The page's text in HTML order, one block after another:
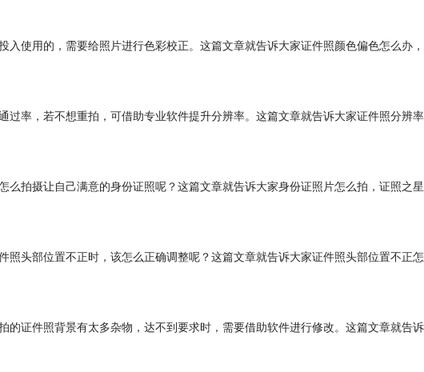
使用的，需要给照片进行色彩校正。这篇文章就告诉大家证件照颜色偏色怎么办，
率，若不想重拍，可借助专业软件提升分辨率。这篇文章就告诉大家证件照分辨率
拍摄让自己满意的身份证照呢？这篇文章就告诉大家身份证照片怎么拍，证照之星
头部位置不正时，该怎么正确调整呢？这篇文章就告诉大家证件照头部位置不正怎
证件照背景有太多杂物，达不到要求时，需要借助软件进行修改。这篇文章就告诉